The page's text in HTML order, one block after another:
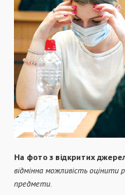
На фото з відкритих
відмінна можливість оцінити
предмети.